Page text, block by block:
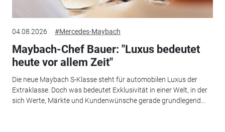
04.08.2026 #Mercedes-Maybach
Maybach-Chef Bauer: "Luxus bedeutet
heute vor allem Zeit"
Die neue Maybach S-Klasse steht für automobilen Luxus der
Extraklasse. Doch was bedeutet Exklusivität in einer Welt, in der
sich Werte, Märkte und Kundenwünsche gerade grundlegend...